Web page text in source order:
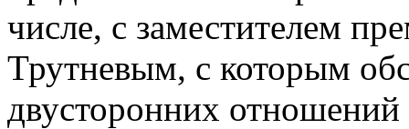
числе, с заместителем
Трутневым, с которым
двусторонних отношений